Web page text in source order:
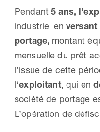
Pendant5 ans,
industriel enversant
portage, montant
mensuelle du prêt
l’issue de cette
l‘exploitant, qui en
société de portage
L’opération de